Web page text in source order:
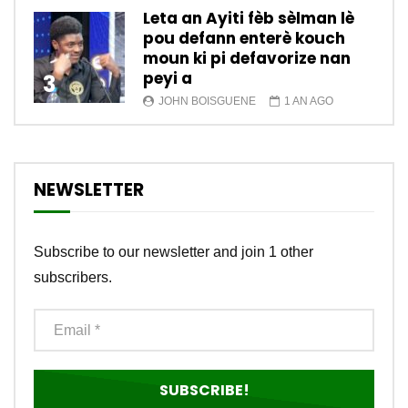
3
Leta an Ayiti fèb sèlman lè
pou defann enterè kouch
moun ki pi defavorize nan
peyi a
JOHN BOISGUENE 1 AN AGO
NEWSLETTER
Subscribe to our newsletter and join 1 other
subscribers.